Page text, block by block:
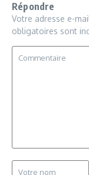
Répondre
Votre adresse e-
obligatoires sont